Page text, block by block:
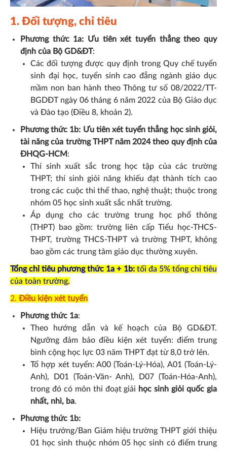
1. Đối tượng, chỉ tiêu
Phương thức 1a: Ưu tiên xét tuyển thẳng theo quy
định của Bộ GD&ĐT:
Các đối tượng được quy định trong Quy chế tuyển
sinh đại học, tuyển sinh cao đẳng ngành giáo dục
mầm non ban hành theo Thông tư số 08/2022/TT-
BGDĐT ngày 06 tháng 6 năm 2022 của Bộ Giáo dục
và Đào tạo (Điều 8, khoản 2).
Phương thức 1b: Ưu tiên xét tuyển thẳng học sinh giỏi,
tài năng của trường THPT năm 2024 theo quy định của
ĐHQG-HCM :
Thí sinh xuất sắc trong học tập của các trường
THPT; thí sinh giỏi năng khiếu đạt thành tích cao
trong các cuộc thi thể thao, nghệ thuật; thuộc trong
nhóm 05 học sinh xuất sắc nhất trường.
Áp dụng cho các trường trung học phổ thông
(THPT) bao gồm: trường liên cấp Tiểu học-THCS-
THPT, trường THCS-THPT và trường THPT, không
bao gồm các trung tâm giáo dục thường xuyên.
Tổng chỉ tiêu phương thức 1a + 1b:tối đa 5% tổng chỉ tiêu
của toàn trường.
2. Điều kiện xét tuyển
Phương thức 1a:
Theo hướng dẫn và kế hoạch của Bộ GD&ĐT.
Ngưỡng đảm bảo điều kiện xét tuyển: điểm trung
bình cộng học lực 03 năm THPT đạt từ 8,0 trở lên.
Tổ hợp xét tuyển: A00 (Toán-Lý-Hóa), A01 (Toán-Lý-
Anh), D01 (Toán-Văn- Anh), D07 (Toán-Hóa-Anh),
trong đó có môn thi đoạt giải học sinh giỏi quốc gia
nhất, nhì, ba.
Phương thức 1b:
Hiệu trưởng/Ban Giám hiệu trường THPT giới thiệu
01 học sinh thuộc nhóm 05 học sinh có điểm trung